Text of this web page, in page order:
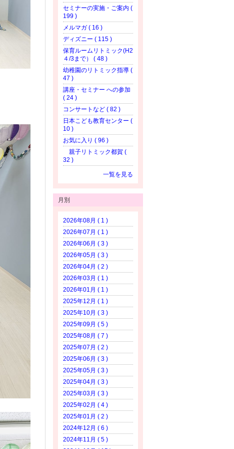
セミナーの実施・ご案内 (
199 )
メルマガ ( 16 )
ディズニー ( 115 )
保育ルームリトミック(H2
４/3まで） ( 48 )
幼稚園のリトミック指導 (
47 )
講座・セミナー への参加
( 24 )
コンサートなど ( 82 )
日本こども教育センター (
10 )
お気に入り ( 96 )
親子リトミック都賀 (
32 )
一覧を見る
月別
2026年08月 ( 1 )
2026年07月 ( 1 )
2026年06月 ( 3 )
2026年05月 ( 3 )
2026年04月 ( 2 )
2026年03月 ( 1 )
2026年01月 ( 1 )
2025年12月 ( 1 )
2025年10月 ( 3 )
2025年09月 ( 5 )
2025年08月 ( 7 )
2025年07月 ( 2 )
2025年06月 ( 3 )
2025年05月 ( 3 )
2025年04月 ( 3 )
2025年03月 ( 3 )
2025年02月 ( 4 )
2025年01月 ( 2 )
2024年12月 ( 6 )
2024年11月 ( 5 )